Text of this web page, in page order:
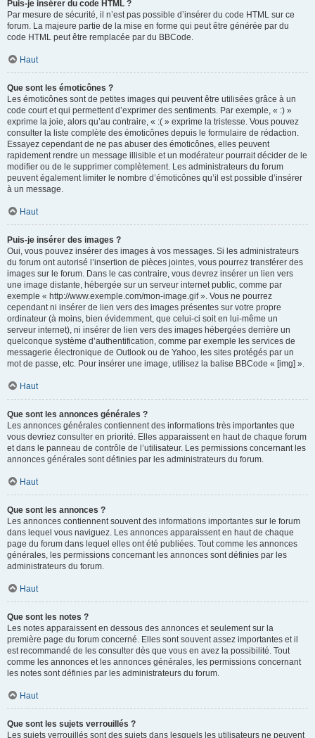
Puis-je insérer du code HTML ?
Par mesure de sécurité, il n’est pas possible d’insérer du code HTML sur ce
forum. La majeure partie de la mise en forme qui peut être générée par du
code HTML peut être remplacée par du BBCode.
Haut
Que sont les émoticônes ?
Les émoticônes sont de petites images qui peuvent être utilisées grâce à un
code court et qui permettent d’exprimer des sentiments. Par exemple, « :) »
exprime la joie, alors qu’au contraire, « :( » exprime la tristesse. Vous pouvez
consulter la liste complète des émoticônes depuis le formulaire de rédaction.
Essayez cependant de ne pas abuser des émoticônes, elles peuvent
rapidement rendre un message illisible et un modérateur pourrait décider de le
modifier ou de le supprimer complètement. Les administrateurs du forum
peuvent également limiter le nombre d’émoticônes qu’il est possible d’insérer
à un message.
Haut
Puis-je insérer des images ?
Oui, vous pouvez insérer des images à vos messages. Si les administrateurs
du forum ont autorisé l’insertion de pièces jointes, vous pourrez transférer des
images sur le forum. Dans le cas contraire, vous devrez insérer un lien vers
une image distante, hébergée sur un serveur internet public, comme par
exemple « http://www.exemple.com/mon-image.gif ». Vous ne pourrez
cependant ni insérer de lien vers des images présentes sur votre propre
ordinateur (à moins, bien évidemment, que celui-ci soit en lui-même un
serveur internet), ni insérer de lien vers des images hébergées derrière un
quelconque système d’authentification, comme par exemple les services de
messagerie électronique de Outlook ou de Yahoo, les sites protégés par un
mot de passe, etc. Pour insérer une image, utilisez la balise BBCode « [img] ».
Haut
Que sont les annonces générales ?
Les annonces générales contiennent des informations très importantes que
vous devriez consulter en priorité. Elles apparaissent en haut de chaque forum
et dans le panneau de contrôle de l’utilisateur. Les permissions concernant les
annonces générales sont définies par les administrateurs du forum.
Haut
Que sont les annonces ?
Les annonces contiennent souvent des informations importantes sur le forum
dans lequel vous naviguez. Les annonces apparaissent en haut de chaque
page du forum dans lequel elles ont été publiées. Tout comme les annonces
générales, les permissions concernant les annonces sont définies par les
administrateurs du forum.
Haut
Que sont les notes ?
Les notes apparaissent en dessous des annonces et seulement sur la
première page du forum concerné. Elles sont souvent assez importantes et il
est recommandé de les consulter dès que vous en avez la possibilité. Tout
comme les annonces et les annonces générales, les permissions concernant
les notes sont définies par les administrateurs du forum.
Haut
Que sont les sujets verrouillés ?
Les sujets verrouillés sont des sujets dans lesquels les utilisateurs ne peuvent